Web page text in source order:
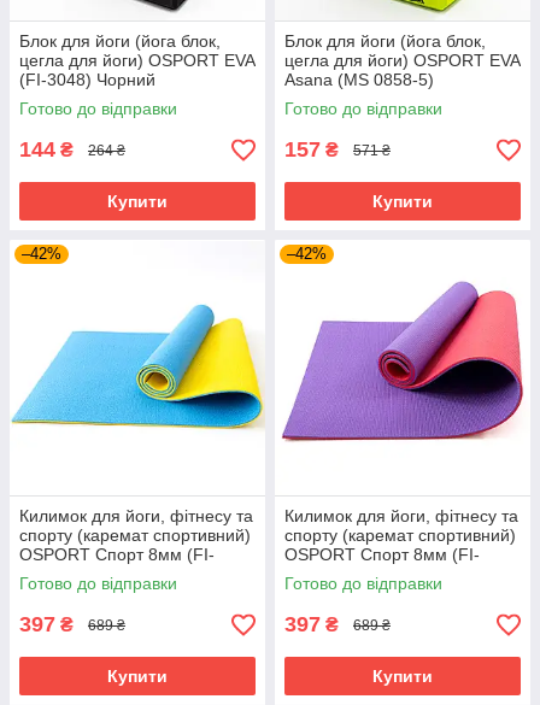
Блок для йоги (йога блок,
цегла для йоги) OSPORT EVA
(FI-3048) Чорний
Готово до відправки
144 ₴ 264 ₴
Купити
Блок для йоги (йога блок,
цегла для йоги) OSPORT EVA
Asana (MS 0858-5)
Салатовий
Готово до відправки
157 ₴ 571 ₴
Купити
–42%
Килимок для йоги, фітнесу та
спорту (каремат спортивний)
OSPORT Спорт 8мм (FI-
0083) Синьо-жовтий
Готово до відправки
397 ₴ 689 ₴
Купити
–42%
Килимок для йоги, фітнесу та
спорту (каремат спортивний)
OSPORT Спорт 8мм (FI-
0083) Червоно-фіолетовий
Готово до відправки
397 ₴ 689 ₴
Купити